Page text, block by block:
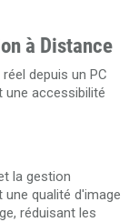
à Distance
depuis un PC
une accessibilité
la gestion
une qualité d'image
réduisant les